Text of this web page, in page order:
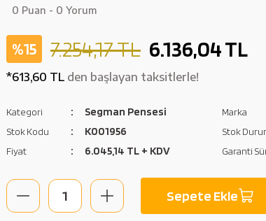
0 Puan - 0 Yorum
%15 7.254,17 TL 6.136,04 TL
*613,60 TL den başlayan taksitlerle!
Kategori Segman Pensesi Marka
Stok Kodu K001956 Stok
Fiyat 6.045,14 TL + KDV Garanti
Sepete Ekle